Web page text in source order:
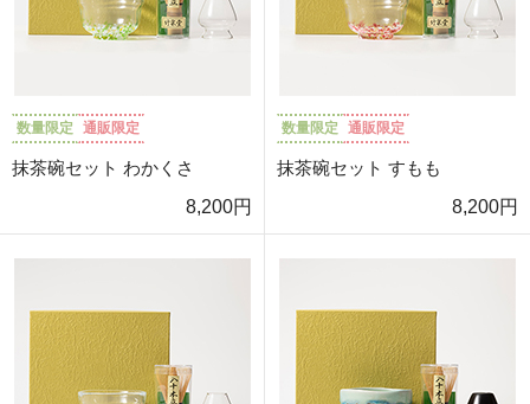
数量限定 通販限定
抹茶碗セット わかくさ
8,200円
数量限定 通販限定
抹茶碗セット すもも
8,200円